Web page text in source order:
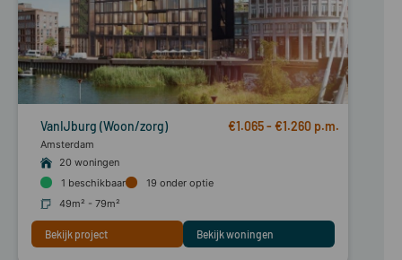
VanIJburg (Woon/zorg)
Amsterdam
€1.065 - €1.260
20 woningen
1 beschikbaar 19 onder optie
49m² - 79m²
Bekijk project Bekijk woningen